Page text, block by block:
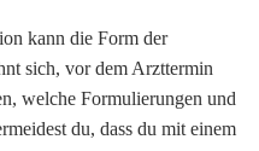
kann die Form der
sich, vor dem Arzttermin
welche Formulierungen und
du, dass du mit einem